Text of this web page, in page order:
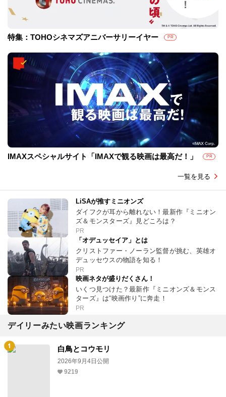
特集：TOHOシネマズアニバーサリーイヤー PR
IMAXスペシャルサイト「IMAXで観る映画は最高だ！」 PR
一覧を見る
LiSAが推すミニオンズ
ダイフクが耳から離れない！最新作『ミニオン
ズ＆モンスターズ』見どころは？
PR
「オデュッセイア」とは
クリストファー・ノーラン監督が挑む、英雄オ
デュッセウスの物語を知る！
PR
映画ネタが盛りだくさん！
いくつ見つけた？最新作『ミニオンズ＆モンス
ターズ』は“映画作り”に奔走！
PR
デイリーみたい映画ランキング
白鳥とコウモリ
2026年9月4日公開
9219